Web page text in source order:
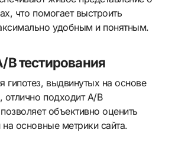
что помогает выстроить
удобным и понятным.
B тестирования
гипотез, выдвинутых на основе
отлично подходит A/B
объективно оценить
основные метрики сайта.